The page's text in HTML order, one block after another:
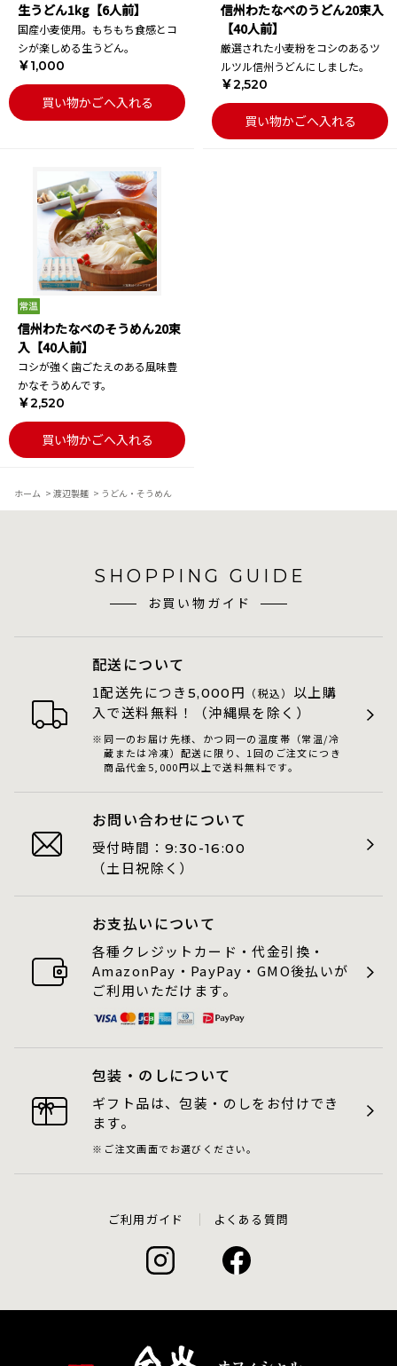
生うどん1kg【6人前】
国産小麦使用。もちもち食感とコ
シが楽しめる生うどん。
￥1,000
買い物かごへ入れる
信州わたなべのうどん20束入
【40人前】
厳選された小麦粉をコシのあるツ
ルツル信州うどんにしました。
￥2,520
買い物かごへ入れる
信州わたなべのそうめん20束
入【40人前】
コシが強く歯ごたえのある風味豊
かなそうめんです。
￥2,520
買い物かごへ入れる
ホーム > 渡辺製麺 > うどん・そうめん
SHOPPING GUIDE
お買い物ガイド
配送について
1配送先につき 5,000 円 （税込） 以上購
入で送料無料！（沖縄県を除く）
同一のお届け先様、かつ同一の温度帯（常温/冷
蔵または冷凍）配送に限り、1回のご注文につき
商品代金5,000円以上で送料無料です。
お問い合わせについて
受付時間： 9:30-16:00
（土日祝除く）
お支払いについて
各種クレジットカード・代金引換・
AmazonPay・PayPay・GMO後払いが
ご利用いただけます。
包装・のしについて
ギフト品は、包装・のしをお付けでき
ます。
ご注文画面でお選びください。
ご利用ガイド よくある質問